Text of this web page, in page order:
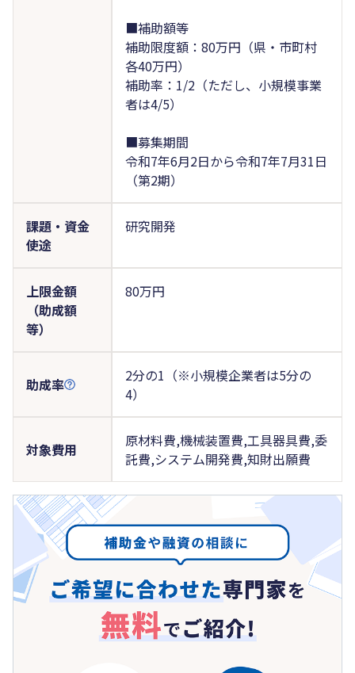
■補助額等
補助限度額：80万円（県・市町村
各40万円）
補助率：1/2（ただし、小規模事業
者は4/5）
■募集期間
令和7年6月2日から令和7年7月31日
（第2期）
課題・資金
使途
研究開発
上限金額
（助成額
等）
80万円
助成率
2分の1（※小規模企業者は5分の
4）
対象費用
原材料費,機械装置費,工具器具費,委
託費,システム開発費,知財出願費